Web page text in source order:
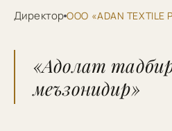
Директор OOO «ADAN TEXTILE
«Адолат
меъзонидир»